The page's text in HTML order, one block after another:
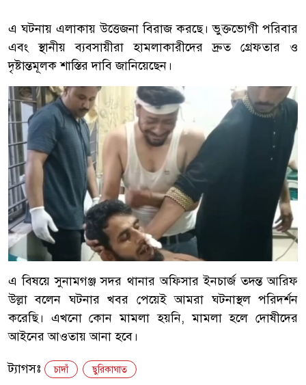
এ ঘটনায় এলাকায় উত্তেজনা বিরাজ করছে। ভুক্তভোগী পরিবার
এবং স্থানীয় ব্যবসায়ীরা হামলাকারীদের দ্রুত গ্রেফতার ও
দৃষ্টান্তমূলক শাস্তির দাবি জানিয়েছেন।
এ বিষয়ে সুনামগঞ্জ সদর থানার অফিসার ইনচার্জ তদন্ত আরিফ
উল্লা বলেন ঘটনার খবর পেয়েই আমরা ঘটনাস্থল পরিদর্শন
করেছি। এখনো কোন মামলা হয়নি, মামলা হলে দোষীদের
আইনের আওতায় আনা হবে।
ট্যাগসঃ চাদাঁ ছুরিকাঘাত